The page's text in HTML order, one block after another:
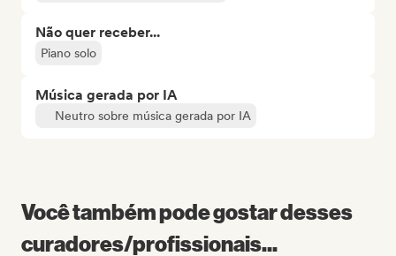
Não quer receber...
Piano solo
Música gerada por IA
Neutro sobre música gerada por IA
Você também pode gostar desses
curadores/profissionais...